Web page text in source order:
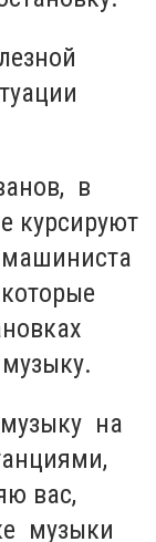
в
курсируют
на
вас,
музыки